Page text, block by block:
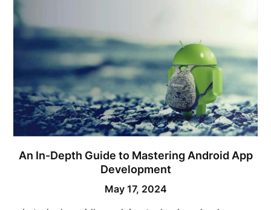
An In-Depth Guide to Mastering Android App
Development
May 17, 2024